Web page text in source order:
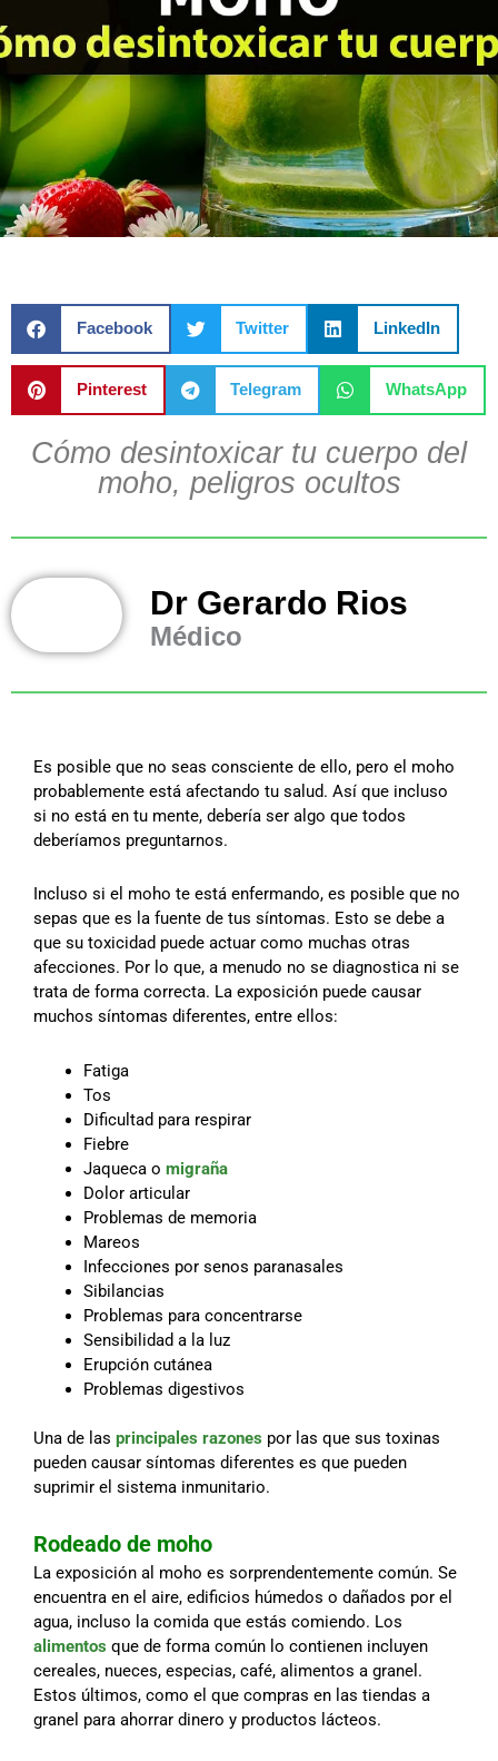
Facebook Twitter LinkedIn
Pinterest Telegram WhatsApp
Cómo desintoxicar tu cuerpo del
moho, peligros ocultos
Dr Gerardo Rios
Médico
Es posible que no seas consciente de ello, pero el moho
probablemente está afectando tu salud. Así que incluso
si no está en tu mente, debería ser algo que todos
deberíamos preguntarnos.
Incluso si el moho te está enfermando, es posible que no
sepas que es la fuente de tus síntomas. Esto se debe a
que su toxicidad puede actuar como muchas otras
afecciones. Por lo que, a menudo no se diagnostica ni se
trata de forma correcta. La exposición puede causar
muchos síntomas diferentes, entre ellos:
Fatiga
Tos
Dificultad para respirar
Fiebre
Jaqueca o migraña
Dolor articular
Problemas de memoria
Mareos
Infecciones por senos paranasales
Sibilancias
Problemas para concentrarse
Sensibilidad a la luz
Erupción cutánea
Problemas digestivos
Una de las principales razones por las que sus toxinas
pueden causar síntomas diferentes es que pueden
suprimir el sistema inmunitario.
Rodeado de moho
La exposición al moho es sorprendentemente común. Se
encuentra en el aire, edificios húmedos o dañados por el
agua, incluso la comida que estás comiendo. Los
alimentos que de forma común lo contienen incluyen
cereales, nueces, especias, café, alimentos a granel.
Estos últimos, como el que compras en las tiendas a
granel para ahorrar dinero y productos lácteos.